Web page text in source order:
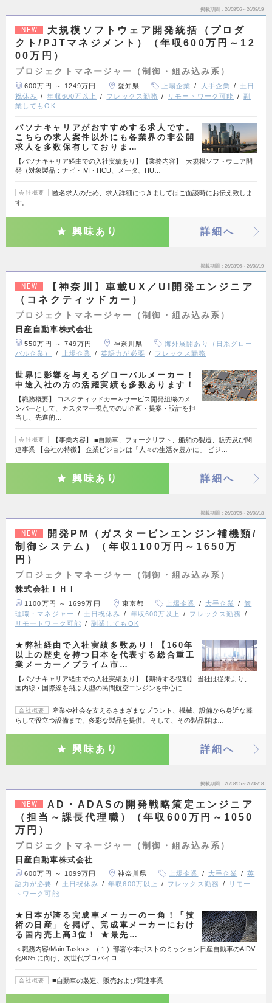
掲載期間 26/08/06～26/08/19
NEW
大規模ソフトウェア開発統括（プロダ
クト/PJTマネジメント）（年収600万円～12
00万円）
プロジェクトマネージャー（制御・組み込み系）
600万円 ～ 1249万円 愛知県 上場企業 大手企業
土日
祝休み
年収600万以上 フレックス勤務 リモートワーク可能
副
業してもOK
パソナキャリアがおすすめする求人です。
こちらの求人案件以外にも各業界の非公開
求人を多数保有しておりま…
【パソナキャリア経由での入社実績あり】【業務内容】 大規模ソフトウェア開
発（対象製品：ナビ・IVI・HCU、メータ、HU…
会社概要
匿名求人のため、求人詳細につきましてはご面談時にお伝え致しま
す。
興味あり 詳細へ
掲載期間 26/08/06～26/08/19
NEW
【神奈川】車載UX／UI開発エンジニア
（コネクティッドカー）
プロジェクトマネージャー（制御・組み込み系）
日産自動車株式会社
550万円 ～ 749万円 神奈川県
海外展開あり（日系グロー
バル企業）
上場企業 英語力が必要 フレックス勤務
世界に影響を与えるグローバルメーカー！
中途入社の方の活躍実績も多数あります！
【職務概要】 コネクティッドカー＆サービス開発組織のメ
ンバーとして、カスタマー視点でのUI企画・提案・設計を担
当し、先進的…
会社概要
【事業内容】 ■自動車、フォークリフト、船舶の製造、販売及び関
連事業 【会社の特徴】 企業ビジョンは「人々の生活を豊かに」 ビジ…
興味あり 詳細へ
掲載期間 26/08/05～26/08/18
NEW
開発PM（ガスタービンエンジン補機類/
制御システム）（年収1100万円～1650万
円）
プロジェクトマネージャー（制御・組み込み系）
株式会社ＩＨＩ
1100万円 ～ 1699万円 東京都 上場企業 大手企業
管
理職・マネジャー
土日祝休み 年収600万以上
フレックス勤務
リモートワーク可能
副業してもOK
★弊社経由で入社実績多数あり！【160年
以上の歴史を持つ日本を代表する総合重工
業メーカー／プライム市…
【パソナキャリア経由での入社実績あり】【期待する役割】 当社は従来より、
国内線・国際線を飛ぶ大型の民間航空エンジンを中心に…
会社概要
産業や社会を支えるさまざまなプラント、機械、設備から身近な暮
らしで役立つ設備まで、多彩な製品を提供。 そして、その製品群は…
興味あり 詳細へ
掲載期間 26/08/05～26/08/18
NEW
AD・ADASの開発戦略策定エンジニア
（担当～課長代理職）（年収600万円～1050
万円）
プロジェクトマネージャー（制御・組み込み系）
日産自動車株式会社
600万円 ～ 1099万円 神奈川県 上場企業 大手企業
英
語力が必要
土日祝休み 年収600万以上 フレックス勤務
リモー
トワーク可能
★日本が誇る完成車メーカーの一角！「技
術の日産」を掲げ、完成車メーカーにおけ
る国内売上高3位！ ★最先…
＜職務内容/Main Tasks＞ （１）部署や本ポストのミッション日産自動車のAIDV
化90% に向け、次世代プロパイロ…
会社概要 ■自動車の製造、販売および関連事業